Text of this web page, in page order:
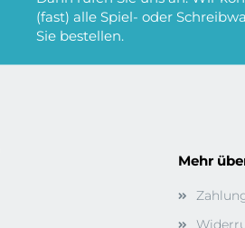
(fast) alle Spiel- oder
Sie bestellen.
Mehr